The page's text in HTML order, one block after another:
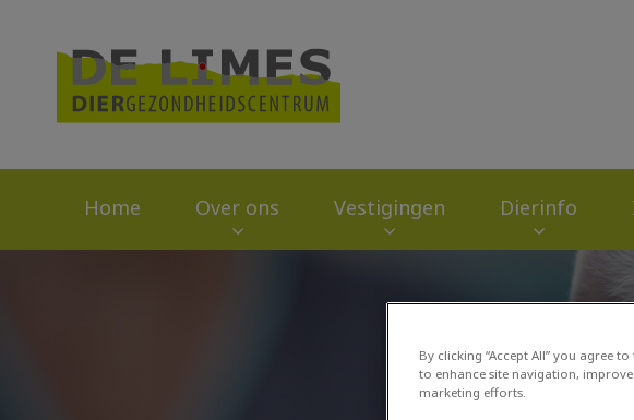
Home Over ons Vestigingen Dierinfo
By clicking “Accept All” you agree
to enhance site navigation,
marketing efforts.